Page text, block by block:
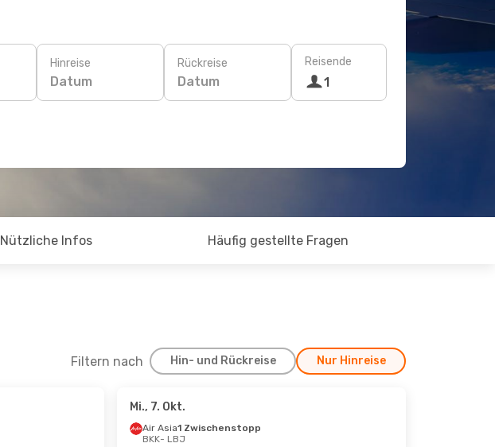
Hinreise
Datum
Rückreise
Datum
Reisende
1
Nützliche Infos Häufig gestellte Fragen
Filtern nach Hin- und Rückreise Nur Hinreise
- Mo., 31. Aug.
1 Zwischenstopp
Mi., 7. Okt.
Air Asia1 Zwischenstopp
BKK- LBJ